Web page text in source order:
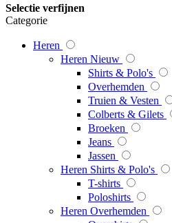
Selectie verfijnen
Categorie
Heren
Heren Nieuw
Shirts & Polo's
Overhemden
Truien & Vesten
Colberts & Gilets
Broeken
Jeans
Jassen
Heren Shirts & Polo's
T-shirts
Poloshirts
Heren Overhemden